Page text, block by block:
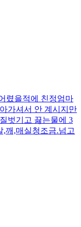
렸을적에 친정엄마
가셔서 안 계시지만
벗기고 끓는물에 3
깨,매실청조금.넘고